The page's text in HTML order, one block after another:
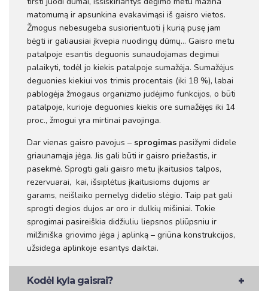
matomumą ir apsunkina evakavimąsi iš gaisro vietos.
Žmogus nebesugeba susiorientuoti į kurią pusę jam
bėgti ir galiausiai įkvepia nuodingų dūmų… Gaisro metu
patalpoje esantis deguonis sunaudojamas degimui
palaikyti, todėl jo kiekis patalpoje sumažėja. Sumažėjus
deguonies kiekiui vos trimis procentais (iki 18 %), labai
pablogėja žmogaus organizmo judėjimo funkcijos, o būti
patalpoje, kurioje deguonies kiekis ore sumažėjęs iki 14
proc., žmogui yra mirtinai pavojinga.
Dar vienas gaisro pavojus – sprogimas pasižymi didele
griaunamąja jėga. Jis gali būti ir gaisro priežastis, ir
pasekmė. Sprogti gali gaisro metu įkaitusios talpos,
rezervuarai, kai, išsiplėtus įkaitusioms dujoms ar
garams, neišlaiko pernelyg didelio slėgio. Taip pat gali
sprogti degios dujos ar oro ir dulkių mišiniai. Tokie
sprogimai pasireiškia didžiuliu liepsnos pliūpsniu ir
milžiniška griovimo jėga į aplinką – griūna konstrukcijos,
užsidega aplinkoje esantys daiktai.
Kodėl kyla gaisrai?